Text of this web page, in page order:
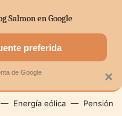
MERCADOS
Energía eólica Pensión
×
Salmon en Google
preferida
de Google